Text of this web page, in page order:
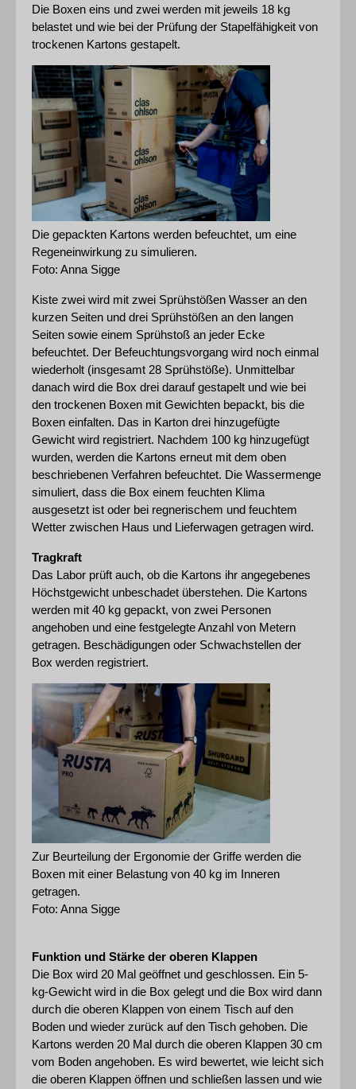
Die Boxen eins und zwei werden mit jeweils 18 kg
belastet und wie bei der Prüfung der Stapelfähigkeit von
trockenen Kartons gestapelt.
Die gepackten Kartons werden befeuchtet, um eine
Regeneinwirkung zu simulieren.
Foto: Anna Sigge
Kiste zwei wird mit zwei Sprühstößen Wasser an den
kurzen Seiten und drei Sprühstößen an den langen
Seiten sowie einem Sprühstoß an jeder Ecke
befeuchtet. Der Befeuchtungsvorgang wird noch einmal
wiederholt (insgesamt 28 Sprühstöße). Unmittelbar
danach wird die Box drei darauf gestapelt und wie bei
den trockenen Boxen mit Gewichten bepackt, bis die
Boxen einfalten. Das in Karton drei hinzugefügte
Gewicht wird registriert. Nachdem 100 kg hinzugefügt
wurden, werden die Kartons erneut mit dem oben
beschriebenen Verfahren befeuchtet. Die Wassermenge
simuliert, dass die Box einem feuchten Klima
ausgesetzt ist oder bei regnerischem und feuchtem
Wetter zwischen Haus und Lieferwagen getragen wird.
Tragkraft
Das Labor prüft auch, ob die Kartons ihr angegebenes
Höchstgewicht unbeschadet überstehen. Die Kartons
werden mit 40 kg gepackt, von zwei Personen
angehoben und eine festgelegte Anzahl von Metern
getragen. Beschädigungen oder Schwachstellen der
Box werden registriert.
Zur Beurteilung der Ergonomie der Griffe werden die
Boxen mit einer Belastung von 40 kg im Inneren
getragen.
Foto: Anna Sigge
Funktion und Stärke der oberen Klappen
Die Box wird 20 Mal geöffnet und geschlossen. Ein 5-
kg-Gewicht wird in die Box gelegt und die Box wird dann
durch die oberen Klappen von einem Tisch auf den
Boden und wieder zurück auf den Tisch gehoben. Die
Kartons werden 20 Mal durch die oberen Klappen 30 cm
vom Boden angehoben. Es wird bewertet, wie leicht sich
die oberen Klappen öffnen und schließen lassen und wie